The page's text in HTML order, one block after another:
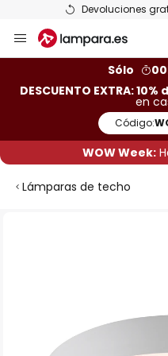
Devoluciones
al
Sólo
DESCUENTO EXTRA:
en
Código:
WOW Week:
Lámparas de techo